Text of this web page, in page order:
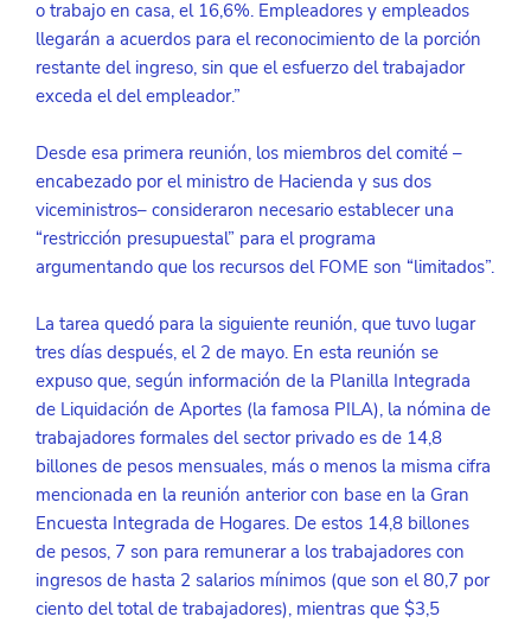
o trabajo en casa, el 16,6%. Empleadores y empleados
llegarán a acuerdos para el reconocimiento de la porción
restante del ingreso, sin que el esfuerzo del trabajador
exceda el del empleador.”
Desde esa primera reunión, los miembros del comité –
encabezado por el ministro de Hacienda y sus dos
viceministros– consideraron necesario establecer una
“restricción presupuestal” para el programa
argumentando que los recursos del FOME son “limitados”.
La tarea quedó para la siguiente reunión, que tuvo lugar
tres días después, el 2 de mayo. En esta reunión se
expuso que, según información de la Planilla Integrada
de Liquidación de Aportes (la famosa PILA), la nómina de
trabajadores formales del sector privado es de 14,8
billones de pesos mensuales, más o menos la misma cifra
mencionada en la reunión anterior con base en la Gran
Encuesta Integrada de Hogares. De estos 14,8 billones
de pesos, 7 son para remunerar a los trabajadores con
ingresos de hasta 2 salarios mínimos (que son el 80,7 por
ciento del total de trabajadores), mientras que $3,5